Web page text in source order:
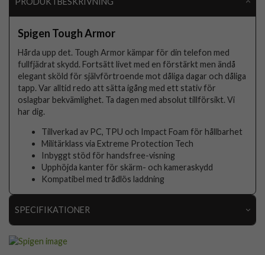
Spigen Tough Armor
Hårda upp det. Tough Armor kämpar för din telefon med
fullfjädrat skydd. Fortsätt livet med en förstärkt men ändå
elegant sköld för självförtroende mot dåliga dagar och dåliga
tapp. Var alltid redo att sätta igång med ett stativ för
oslagbar bekvämlighet. Ta dagen med absolut tillförsikt. Vi
har dig.
Tillverkad av PC, TPU och Impact Foam för hållbarhet
Militärklass via Extreme Protection Tech
Inbyggt stöd för handsfree-visning
Upphöjda kanter för skärm- och kameraskydd
Kompatibel med trådlös laddning
SPECIFIKATIONER